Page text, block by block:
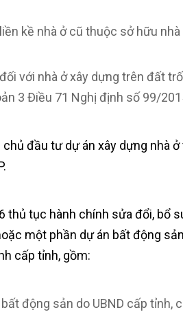
kề nhà ở cũ thuộc sở hữu
với nhà ở xây dựng trên đất
3 Điều 71 Nghị định số 99/
đầu tư dự án xây dựng nhà
thủ tục hành chính sửa đổi, bổ
một phần dự án bất động
cấp tỉnh, gồm:
động sản do UBND cấp tỉnh,